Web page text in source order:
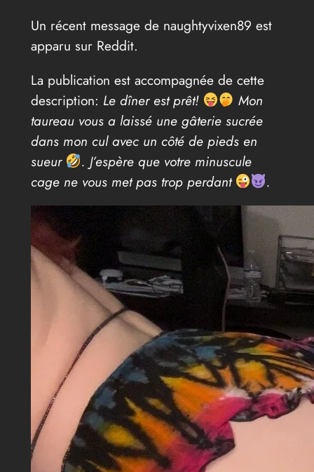
Un récent message de naughtyvixen89 est
apparu sur Reddit.
La publication est accompagnée de cette
description: Le dîner est prêt!
Mon
taureau vous a laissé une gâterie sucrée
dans mon cul avec un côté de pieds en
sueur
. J’espère que votre minuscule
cage ne vous met pas trop perdant
.